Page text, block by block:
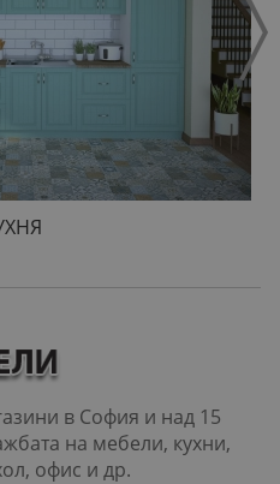
в София и над 15
офис и др.